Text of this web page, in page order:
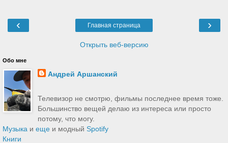
‹ ›
Главная страница
Открыть веб-версию
Обо мне
Андрей Аршанский
Телевизор не смотрю, фильмы последнее время тоже.
Большинство вещей делаю из интереса или просто
потому, что могу.
Музыка и еще и модный Spotify
Книги